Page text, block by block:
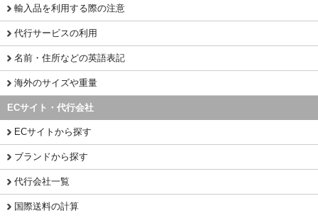
輸入品を利用する際の注意
代行サービスの利用
名前・住所などの英語表記
海外のサイズや重量
ECサイト・代行会社
ECサイトから探す
ブランドから探す
代行会社一覧
国際送料の計算